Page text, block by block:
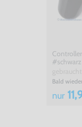
Bald
nur